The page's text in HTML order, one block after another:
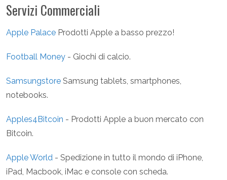
Servizi Commerciali
Apple Palace Prodotti Apple a basso prezzo!
Football Money - Giochi di calcio.
Samsungstore Samsung tablets, smartphones,
notebooks.
Apples4Bitcoin - Prodotti Apple a buon mercato con
Bitcoin.
Apple World - Spedizione in tutto il mondo di iPhone,
iPad, Macbook, iMac e console con scheda.